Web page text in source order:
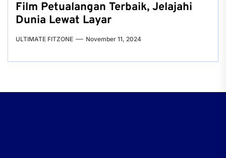
Film Petualangan Terbaik, Jelajahi
Dunia Lewat Layar
ULTIMATE FITZONE November 11, 2024